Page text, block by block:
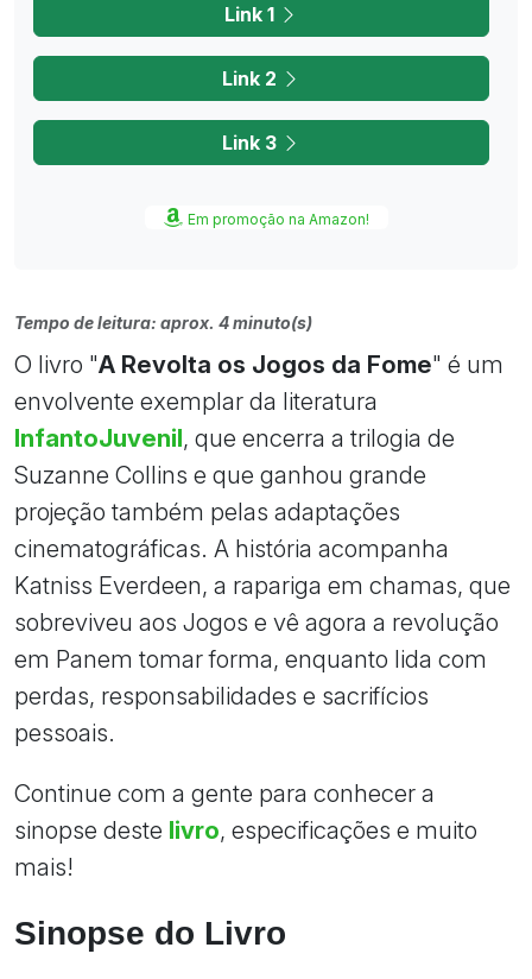
Link 1
Link 2
Link 3
Em promoção na Amazon!
Tempo de leitura: aprox. 4 minuto(s)
O livro "A Revolta os Jogos da Fome" é um
envolvente exemplar da literatura
InfantoJuvenil, que encerra a trilogia de
Suzanne Collins e que ganhou grande
projeção também pelas adaptações
cinematográficas. A história acompanha
Katniss Everdeen, a rapariga em chamas, que
sobreviveu aos Jogos e vê agora a revolução
em Panem tomar forma, enquanto lida com
perdas, responsabilidades e sacrifícios
pessoais.
Continue com a gente para conhecer a
sinopse deste livro, especificações e muito
mais!
Sinopse do Livro